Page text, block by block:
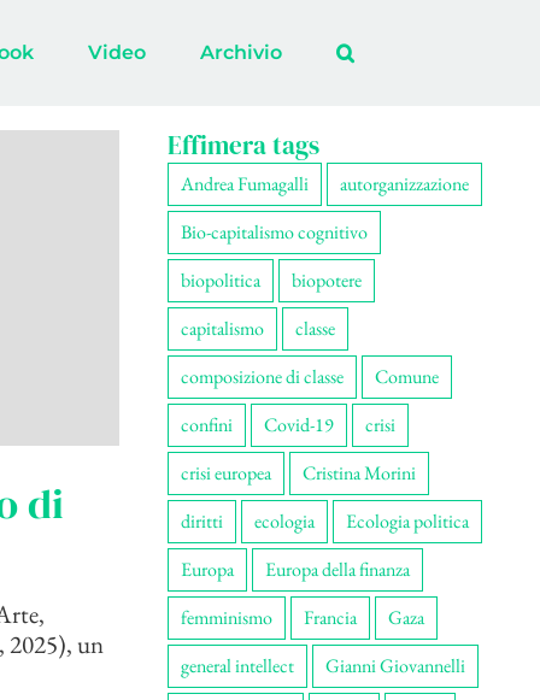
Video Archivio
di
2025), un
Effimera tags
Andrea Fumagalli
autorganizzazione
Bio-capitalismo cognitivo
biopolitica
biopotere
capitalismo
classe
composizione di classe
Comune
confini
Covid-19
crisi
crisi europea
Cristina Morini
diritti
ecologia
Ecologia politica
Europa
Europa della finanza
femminismo
Francia
Gaza
general intellect
Gianni Giovannelli